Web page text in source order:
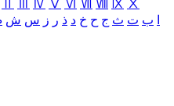
Ⅳ Ⅴ Ⅵ Ⅶ Ⅷ Ⅸ Ⅹ
ب ت ث ج ح خ د ذ ر ز س ش